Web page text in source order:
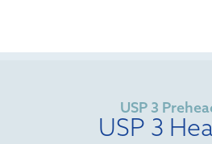
USP 3
USP 3